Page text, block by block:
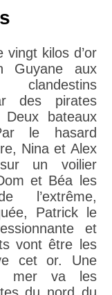
vingt kilos d’or
Guyane aux
clandestins
des pirates
Deux bateaux
le hasard
Nina et Alex
un voilier
et Béa les
l’extrême,
Patrick le
et
vont être les
cet or. Une
mer va les